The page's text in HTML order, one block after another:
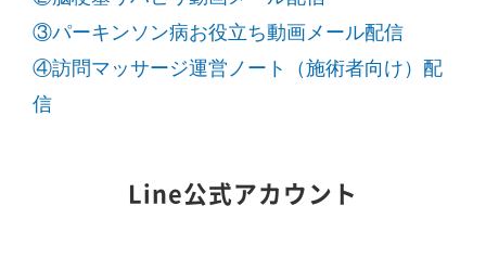
③パーキンソン病お役立ち動画メール配信
④訪問マッサージ運営ノート（施術者向け）配
信
Line公式アカウント